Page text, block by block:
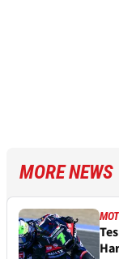
MORE NEWS